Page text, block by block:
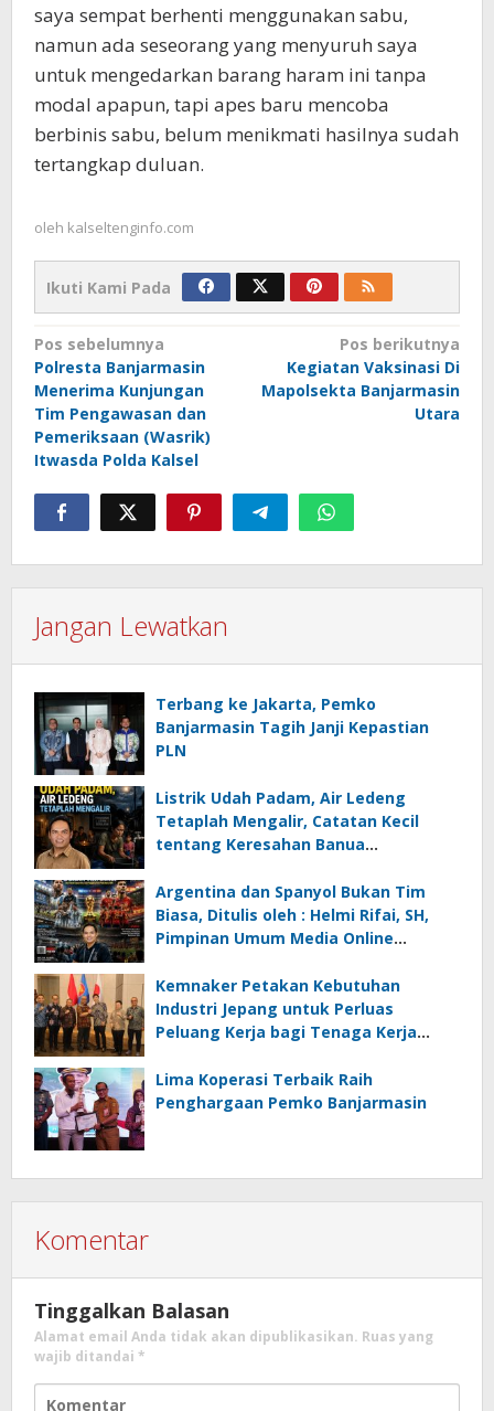
saya sempat berhenti menggunakan sabu,
namun ada seseorang yang menyuruh saya
untuk mengedarkan barang haram ini tanpa
modal apapun, tapi apes baru mencoba
berbinis sabu, belum menikmati hasilnya sudah
tertangkap duluan.
oleh kalseltenginfo.com
Ikuti Kami Pada
Navigasi
pos
Pos sebelumnya
Polresta Banjarmasin
Menerima Kunjungan
Tim Pengawasan dan
Pemeriksaan (Wasrik)
Itwasda Polda Kalsel
Pos berikutnya
Kegiatan Vaksinasi Di
Mapolsekta Banjarmasin
Utara
Jangan Lewatkan
Terbang ke Jakarta, Pemko
Banjarmasin Tagih Janji Kepastian
PLN
Listrik Udah Padam, Air Ledeng
Tetaplah Mengalir, Catatan Kecil
tentang Keresahan Banua
Ancaman Lingkungan, Oleh : Helmi
Rifai, SH
Argentina dan Spanyol Bukan Tim
Biasa, Ditulis oleh : Helmi Rifai, SH,
Pimpinan Umum Media Online
Kemnaker Petakan Kebutuhan
Industri Jepang untuk Perluas
Peluang Kerja bagi Tenaga Kerja
Lima Koperasi Terbaik Raih
Penghargaan Pemko Banjarmasin
Komentar
Tinggalkan Balasan
Alamat email Anda tidak akan dipublikasikan. Ruas yang
wajib ditandai *